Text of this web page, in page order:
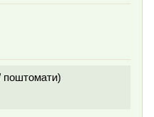
поштомати)